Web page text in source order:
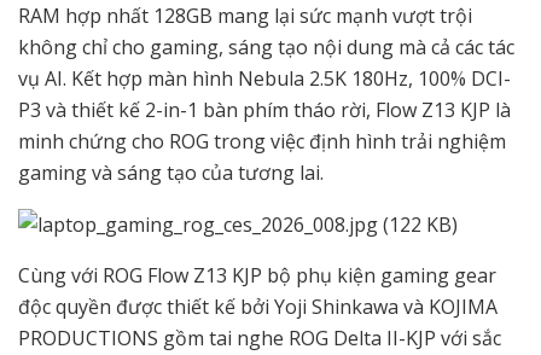
RAM hợp nhất 128GB mang lại sức mạnh vượt trội
không chỉ cho gaming, sáng tạo nội dung mà cả các tác
vụ AI. Kết hợp màn hình Nebula 2.5K 180Hz, 100% DCI-
P3 và thiết kế 2-in-1 bàn phím tháo rời, Flow Z13 KJP là
minh chứng cho ROG trong việc định hình trải nghiệm
gaming và sáng tạo của tương lai.
Cùng với ROG Flow Z13 KJP bộ phụ kiện gaming gear
độc quyền được thiết kế bởi Yoji Shinkawa và KOJIMA
PRODUCTIONS gồm tai nghe ROG Delta II-KJP với sắc